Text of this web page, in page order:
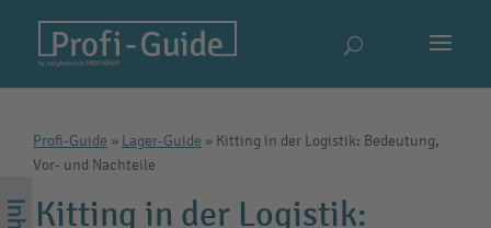
Profi-Guide » Lager-Guide » Kitting in der Logistik: Bedeutung,
Vor- und Nachteile
Kitting in der Logistik: